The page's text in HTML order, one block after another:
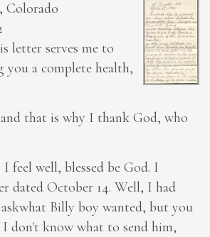
Colorado
letter serves me to
you a complete health,
that is why I thank God, who
feel well, blessed be God. I
dated October 14. Well, I had
Billy boy wanted, but you
don't know what to send him,